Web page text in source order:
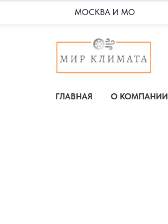
МОСКВА И МО
ГЛАВНАЯ О КОМПАНИИ